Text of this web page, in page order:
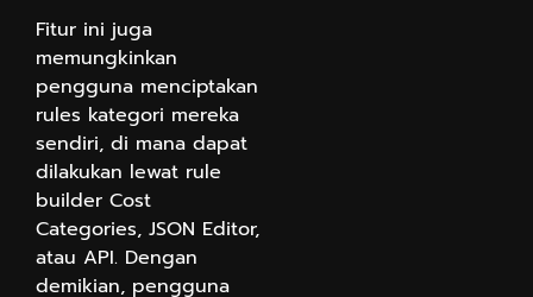
Fitur ini juga
memungkinkan
pengguna menciptakan
rules kategori mereka
sendiri, di mana dapat
dilakukan lewat rule
builder Cost
Categories, JSON Editor,
atau API. Dengan
demikian, pengguna